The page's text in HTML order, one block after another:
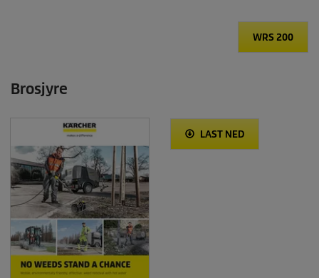
WRS 200
Brosjyre
LAST NED